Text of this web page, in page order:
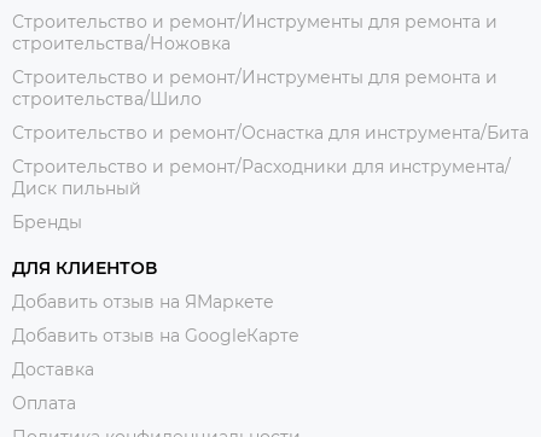
Строительство и ремонт/Инструменты для ремонта и
строительства/Ножовка
Строительство и ремонт/Инструменты для ремонта и
строительства/Шило
Строительство и ремонт/Оснастка для инструмента/Бита
Строительство и ремонт/Расходники для инструмента/
Диск пильный
Бренды
ДЛЯ КЛИЕНТОВ
Добавить отзыв на ЯМаркете
Добавить отзыв на GoogleКарте
Доставка
Оплата